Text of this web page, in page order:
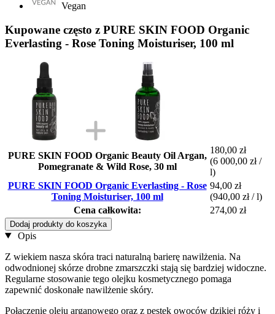
Vegan
Kupowane często z PURE SKIN FOOD Organic
Everlasting - Rose Toning Moisturiser, 100 ml
PURE SKIN FOOD Organic Beauty Oil Argan,
Pomegranate & Wild Rose, 30 ml
180,00 zł
(6 000,00 zł /
l)
PURE SKIN FOOD Organic Everlasting - Rose
Toning Moisturiser, 100 ml
94,00 zł
(940,00 zł / l)
Cena całkowita:
274,00 zł
Dodaj produkty do koszyka
Opis
Z wiekiem nasza skóra traci naturalną barierę nawilżenia. Na
odwodnionej skórze drobne zmarszczki stają się bardziej widoczne.
Regularne stosowanie tego olejku kosmetycznego pomaga
zapewnić doskonałe nawilżenie skóry.
Połączenie oleju arganowego oraz z pestek owoców dzikiej róży i